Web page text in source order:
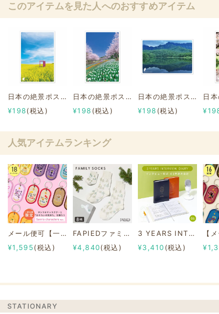
このアイテムを見た人へのおすすめアイテム
日本の絶景ポストカード ～春～ やくらいガーデン/宮城
¥198(税込)
日本の絶景ポストカード ～春～ 火の山公園/山口
¥198 (税込)
日本の絶景ポストカード ～夏～ 鏡池/長野
¥198 (税込)
人気アイテムランキング
メール便可【一部店舗限定】2/8b PAIR KEY RING Sanrio characters ver.
¥1,595(税込)
FAPIEDファミリーソックスセット 総柄
¥4,840(税込)
3 YEARS INTERVIEW DIARY
¥3,410 (税込)
STATIONARY